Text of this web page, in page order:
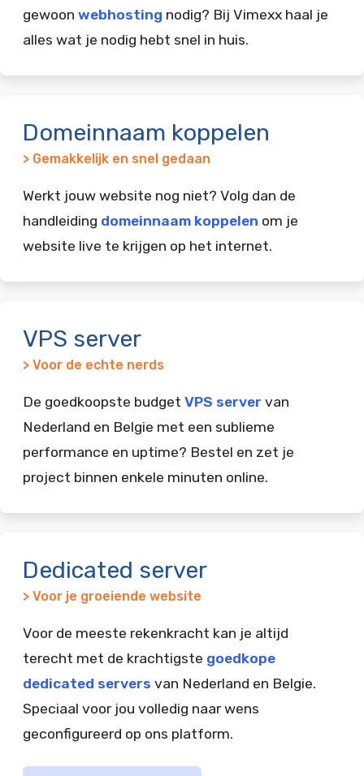
gewoon webhosting nodig? Bij Vimexx haal je
alles wat je nodig hebt snel in huis.
Domeinnaam koppelen
> Gemakkelijk en snel gedaan
Werkt jouw website nog niet? Volg dan de
handleiding domeinnaam koppelen om je
website live te krijgen op het internet.
VPS server
> Voor de echte nerds
De goedkoopste budget VPS server van
Nederland en Belgie met een sublieme
performance en uptime? Bestel en zet je
project binnen enkele minuten online.
Dedicated server
> Voor je groeiende website
Voor de meeste rekenkracht kan je altijd
terecht met de krachtigste goedkope
dedicated servers van Nederland en Belgie.
Speciaal voor jou volledig naar wens
geconfigureerd op ons platform.